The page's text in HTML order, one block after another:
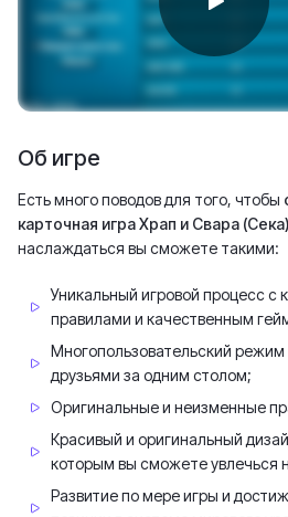
Об игре
Есть много поводов для того, чтобы
карточная игра Храп и Свара
наслаждаться вы сможете такими:
Уникальный игровой процесс с
правилами и качественным
Многопользовательский
друзьями за одним столом;
Оригинальные и неизменные
Красивый и оригинальный
которым вы сможете увлечься
Развитие по мере игры и